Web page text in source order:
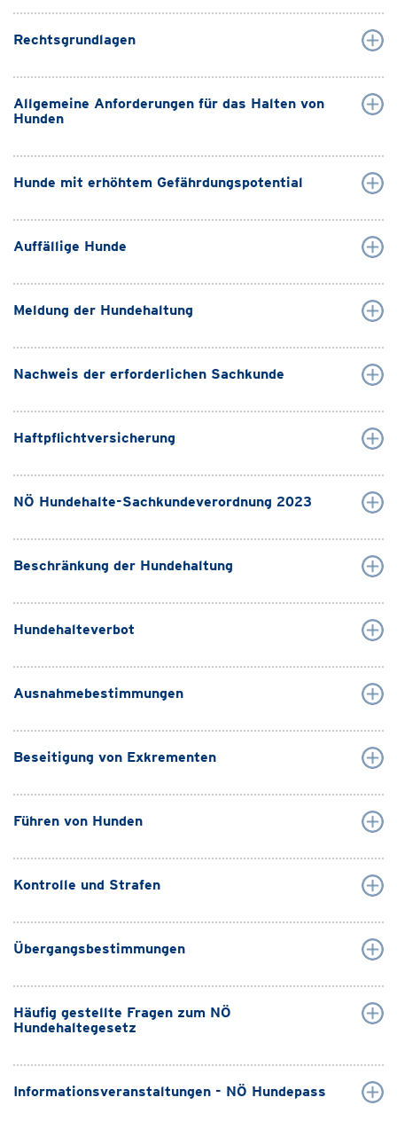
Rechtsgrundlagen
Allgemeine Anforderungen für das Halten von
Hunden
Hunde mit erhöhtem Gefährdungspotential
Auffällige Hunde
Meldung der Hundehaltung
Nachweis der erforderlichen Sachkunde
Haftpflichtversicherung
NÖ Hundehalte-Sachkundeverordnung 2023
Beschränkung der Hundehaltung
Hundehalteverbot
Ausnahmebestimmungen
Beseitigung von Exkrementen
Führen von Hunden
Kontrolle und Strafen
Übergangsbestimmungen
Häufig gestellte Fragen zum NÖ
Hundehaltegesetz
Informationsveranstaltungen - NÖ Hundepass